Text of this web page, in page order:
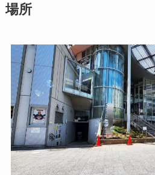
場所